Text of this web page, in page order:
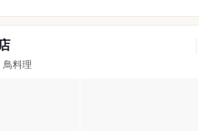
鳥料理